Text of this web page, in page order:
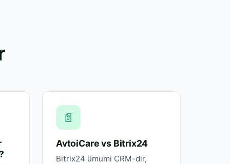
📄
AvtoiCare vs Bitrix24
Bitrix24 ümumi CRM-dir,